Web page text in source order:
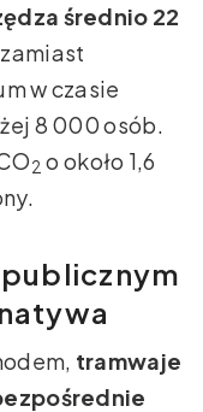
średnio 22
w czasie
8 000 osób.
2 o około 1,6
tramwaje